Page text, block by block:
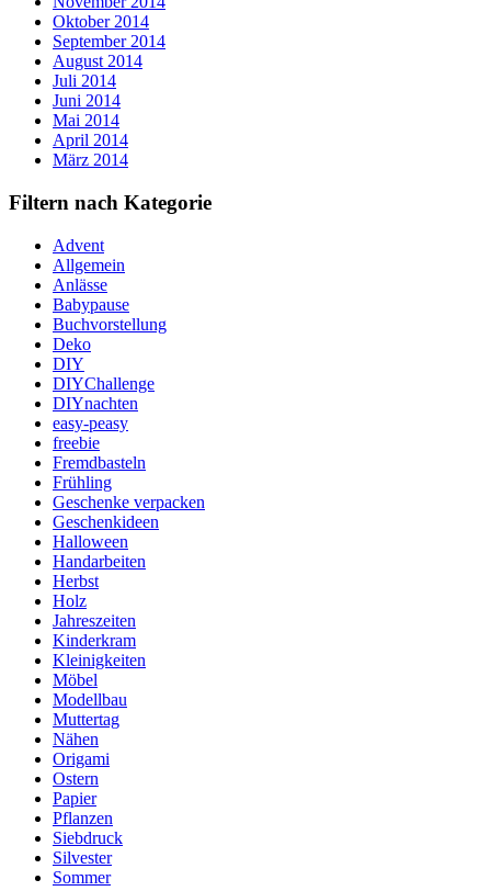
Oktober 2014
September 2014
August 2014
Juli 2014
Juni 2014
Mai 2014
April 2014
März 2014
Filtern nach Kategorie
Advent
Allgemein
Anlässe
Babypause
Buchvorstellung
Deko
DIY
DIYChallenge
DIYnachten
easy-peasy
freebie
Fremdbasteln
Frühling
Geschenke verpacken
Geschenkideen
Halloween
Handarbeiten
Herbst
Holz
Jahreszeiten
Kinderkram
Kleinigkeiten
Möbel
Modellbau
Muttertag
Nähen
Origami
Ostern
Papier
Pflanzen
Siebdruck
Silvester
Sommer